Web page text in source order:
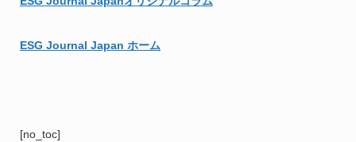
ESG Journal Japan ホーム
[no_toc]